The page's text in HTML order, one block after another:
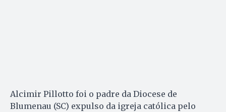
Alcimir Pillotto foi o padre da Diocese de
Blumenau (SC) expulso da igreja católica pelo